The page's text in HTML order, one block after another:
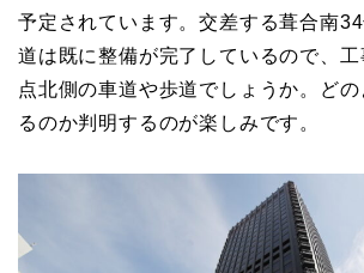
予定されています。交差する葺合南
道は既に整備が完了しているので、
点北側の車道や歩道でしょうか。ど
るのか判明するのが楽しみです。